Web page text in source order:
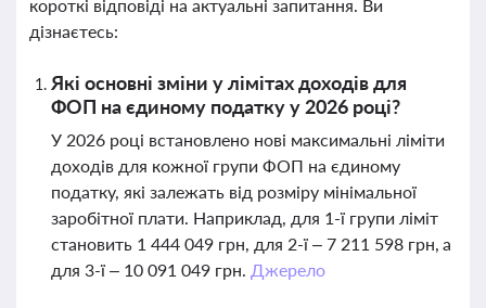
короткі відповіді на актуальні запитання. Ви
дізнаєтесь:
Які основні зміни у лімітах доходів для
ФОП на єдиному податку у 2026 році?
У 2026 році встановлено нові максимальні ліміти
доходів для кожної групи ФОП на єдиному
податку, які залежать від розміру мінімальної
заробітної плати. Наприклад, для 1-ї групи ліміт
становить 1 444 049 грн, для 2-ї – 7 211 598 грн, а
для 3-ї – 10 091 049 грн. Джерело